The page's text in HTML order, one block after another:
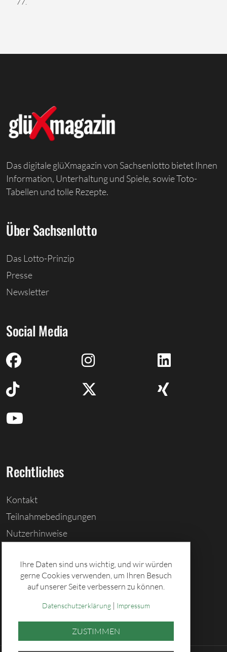
Das digitale glüXmagazin von Sachsenlotto bietet Ihnen
Information, Unterhaltung und Spiele, sowie Toto-
Tabellen und tolle Rezepte.
Über Sachsenlotto
Das Lotto-Prinzip
Presse
Newsletter
Social Media
Rechtliches
Kontakt
Teilnahmebedingungen
Nutzerhinweise
Cookies löschen
Datenschutz
Ihre Daten sind uns wichtig, und wir würden
gerne Cookies verwenden, um Ihren Besuch
auf unserer Seite verbessern zu können.
Datenschutzerklärung| Impressum
ZUSTIMMEN